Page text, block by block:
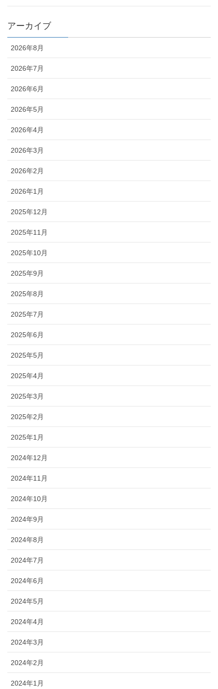
アーカイブ
2026年8月
2026年7月
2026年6月
2026年5月
2026年4月
2026年3月
2026年2月
2026年1月
2025年12月
2025年11月
2025年10月
2025年9月
2025年8月
2025年7月
2025年6月
2025年5月
2025年4月
2025年3月
2025年2月
2025年1月
2024年12月
2024年11月
2024年10月
2024年9月
2024年8月
2024年7月
2024年6月
2024年5月
2024年4月
2024年3月
2024年2月
2024年1月